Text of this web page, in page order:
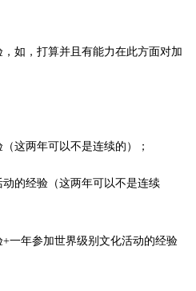
如，打算并且有能力在此方面对加
这两年可以不是连续的）；
动的经验（这两年可以不是连续
+一年参加世界级别文化活动的经验